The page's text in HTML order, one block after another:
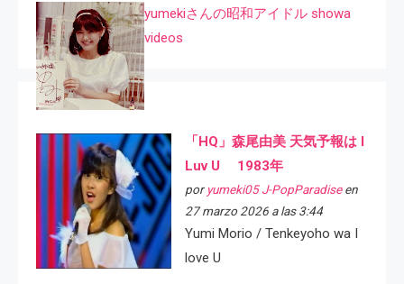
yumekiさんの昭和アイドル showa
videos
「HQ」森尾由美 天気予報は I
Luv U 1983年
por yumeki05 J-PopParadiseen
27 marzo 2026 a las 3:44
Yumi Morio / Tenkeyoho wa I
love U